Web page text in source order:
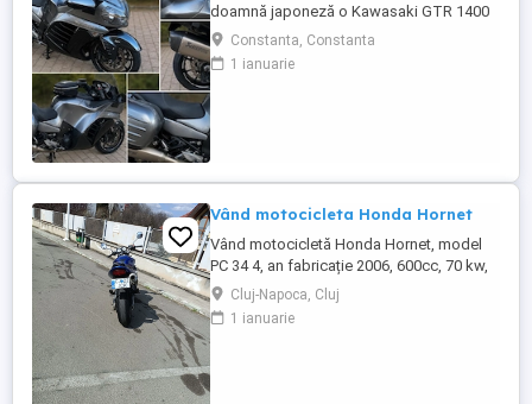
doamnă japoneză o Kawasaki GTR 1400
care încă întoarce priviri și iubește
kilometrii. A fost răsfățată, întreținută la
timp și tratată cu respect. O dau doar
Constanta, Constanta
1 ianuarie
Vând motocicleta Honda Hornet
Vând motocicletă Honda Hornet, model
PC 34 4, an fabricație 2006, 600cc, 70 kw,
98 cp, inspecție tehnică valabilă până în
august 2027 . Preț 1900 euro
Cluj-Napoca, Cluj
1 ianuarie